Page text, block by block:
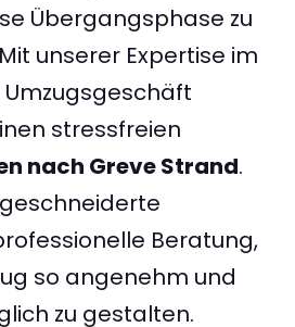
Übergangsphase zu
unserer Expertise im
stressfreien
nach Greve Strand.
Beratung,
so angenehm und
zu gestalten.